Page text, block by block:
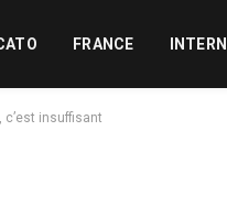
FRANCE
c’est insuffisant